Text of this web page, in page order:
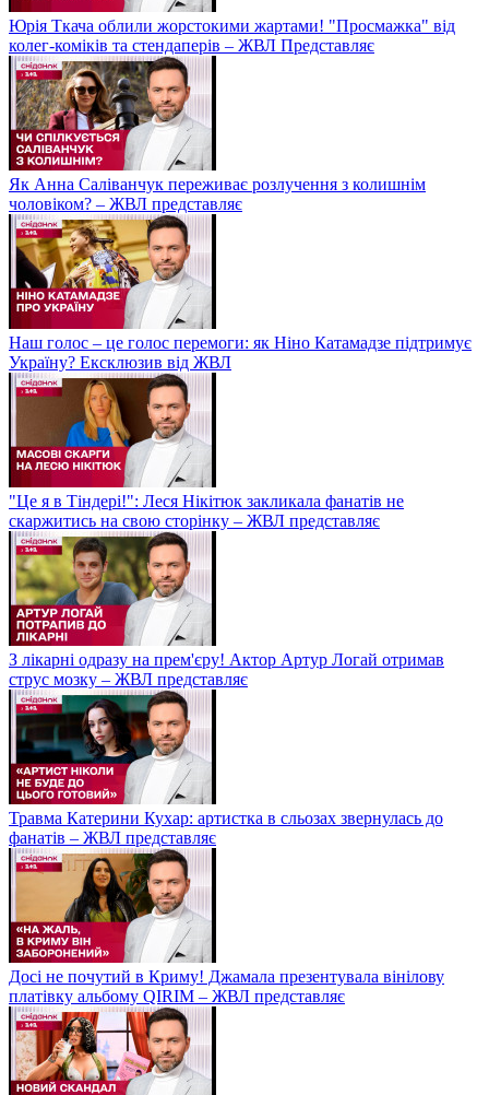
Юрія Ткача облили жорстокими жартами! "Просмажка" від
колег-коміків та стендаперів – ЖВЛ Представляє
Як Анна Саліванчук переживає розлучення з колишнім
чоловіком? – ЖВЛ представляє
Наш голос – це голос перемоги: як Ніно Катамадзе підтримує
Україну? Ексклюзив від ЖВЛ
"Це я в Тіндері!": Леся Нікітюк закликала фанатів не
скаржитись на свою сторінку – ЖВЛ представляє
З лікарні одразу на прем'єру! Актор Артур Логай отримав
струс мозку – ЖВЛ представляє
Травма Катерини Кухар: артистка в сльозах звернулась до
фанатів – ЖВЛ представляє
Досі не почутий в Криму! Джамала презентувала вінілову
платівку альбому QIRIM – ЖВЛ представляє